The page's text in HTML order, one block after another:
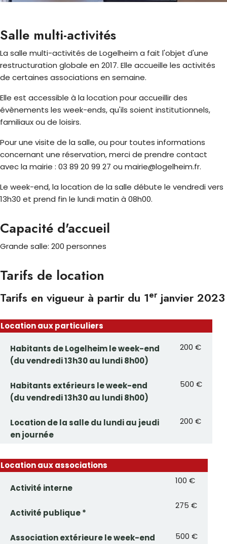
Salle multi-activités
La salle multi-activités de Logelheim a fait l'objet d'une
restructuration globale en 2017. Elle accueille les activités
de certaines associations en semaine.
Elle est accessible à la location pour accueillir des
évènements les week-ends, qu'ils soient institutionnels,
familiaux ou de loisirs.
Pour une visite de la salle, ou pour toutes informations
concernant une réservation, merci de prendre contact
avec la mairie : 03 89 20 99 27 ou mairie@logelheim.fr.
Le week-end, la location de la salle débute le vendredi vers
13h30 et prend fin le lundi matin à 08h00.
Capacité d'accueil
Grande salle: 200 personnes
Tarifs de location
Tarifs en vigueur à partir du 1erjanvier 2023
Location aux particuliers
Habitants de Logelheim le week-end
(du vendredi 13h30 au lundi 8h00)
200 €
Habitants extérieurs le week-end
(du vendredi 13h30 au lundi 8h00)
500 €
Location de la salle du lundi au jeudi
en journée
200 €
Location aux associations
Activité interne
100 €
Activité publique *
275 €
Association extérieure le week-end
500 €